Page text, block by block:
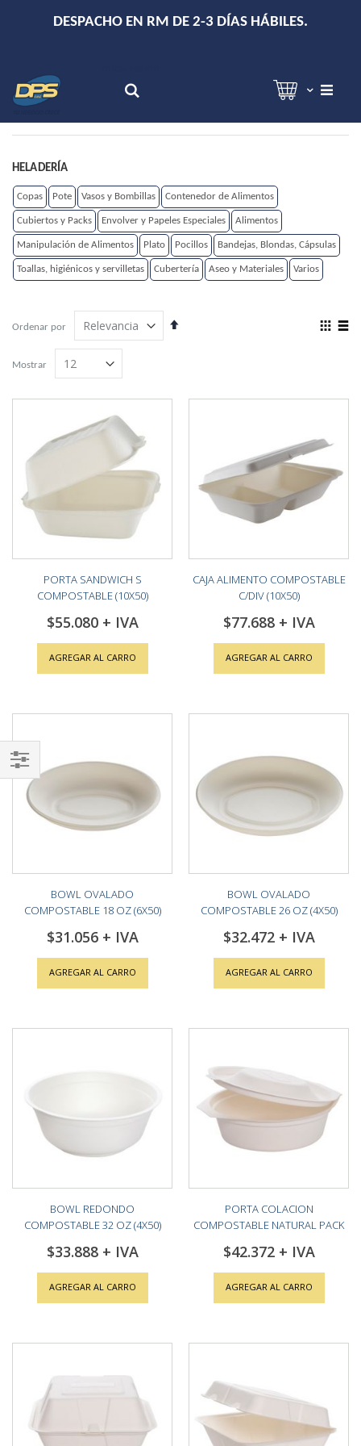
DESPACHO EN RM DE 2-3 DÍAS HÁBILES.
Ordenar por
Establecer
View
Mostrar
PORTA SANDWICH S
COMPOSTABLE (10X50)
$55.080
AGREGAR AL CARRO
CAJA ALIMENTO COMPOSTABLE
C/DIV (10X50)
$77.688
AGREGAR AL CARRO
BOWL OVALADO
COMPOSTABLE 18 OZ (6X50)
$31.056
AGREGAR AL CARRO
BOWL OVALADO
COMPOSTABLE 26 OZ (4X50)
$32.472
AGREGAR AL CARRO
BOWL REDONDO
COMPOSTABLE 32 OZ (4X50)
$33.888
AGREGAR AL CARRO
PORTA COLACION
COMPOSTABLE NATURAL PACK
$42.372
AGREGAR AL CARRO
HELADERÍA
Copas Pote Vasos y Bombillas Contenedor de Alimentos
Cubiertos y Packs Envolver y Papeles Especiales Alimentos
Manipulación de Alimentos Plato Pocillos Bandejas, Blondas, Cápsulas
Toallas, higiénicos y servilletas Cubertería Aseo y Materiales Varios
Shop